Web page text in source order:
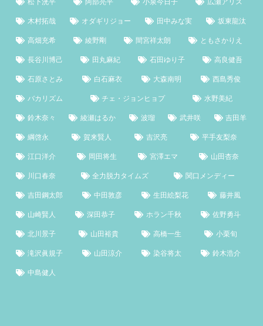
松下洸平 阿部亮平 小泉今日子 広瀬アリス
木村拓哉 オダギリジョー 田中みな実 坂東龍汰
高畑充希 綾野剛 間宮祥太朗 ともさかりえ
長谷川博己 田丸麻紀 石田ゆり子 高良健吾
石原さとみ 白石麻衣 大森南明 西島秀俊
バカリズム チェ・ジョンヒョプ 水野美紀
鈴木奈々 綾瀬はるか 波瑠 武井咲 吉田羊
綱啓永 賀来賢人 吉沢亮 平手友梨奈
江口洋介 岡田将生 宮澤エマ 山田杏奈
川口春奈 全力脱力タイムズ 関口メンディー
吉田鋼太郎 中田敦彦 生田絵梨花 藤井風
山崎賢人 深田恭子 ホラン千秋 佐野勇斗
北川景子 山田裕貴 高橋一生 小栗旬
滝沢眞規子 山田涼介 染谷将太 鈴木浩介
中島健人